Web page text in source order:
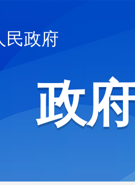
民政府
政